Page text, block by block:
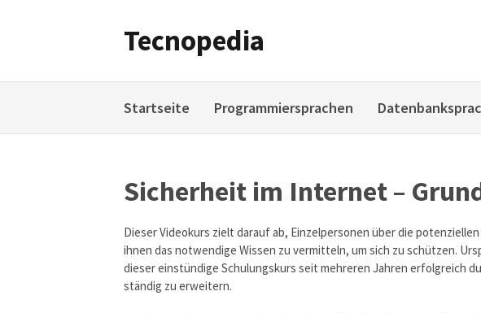
Tecnopedia
Startseite Programmiersprachen
Sicherheit im Internet –
Dieser Videokurs zielt darauf ab, Einzelpersonen über die
ihnen das notwendige Wissen zu vermitteln, um sich zu schützen.
dieser einstündige Schulungskurs seit mehreren Jahren erfolgreich
ständig zu erweitern.